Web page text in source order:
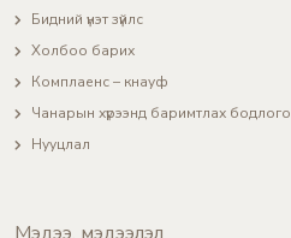
Бидний үнэт зүйлс
Холбоо барих
Комплаенс – кнауф
Чанарын хүрээнд баримтлах бодлого
Нууцлал